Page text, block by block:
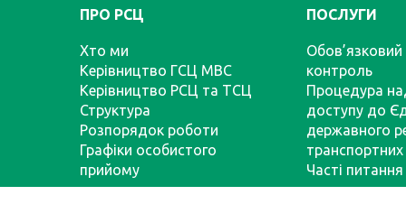
ПРО РСЦ
Хто ми
Керівництво ГСЦ МВС
Керівництво РСЦ та ТСЦ
Структура
Розпорядок роботи
Графіки особистого
прийому
ПОСЛУГИ
Обов’язковий
контроль
Процедура
доступу до
державного
транспортних
Часті питання